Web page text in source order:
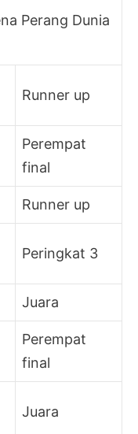
Perang Dunia
Runner up
Perempat
final
Runner up
Peringkat 3
Juara
Perempat
final
Juara